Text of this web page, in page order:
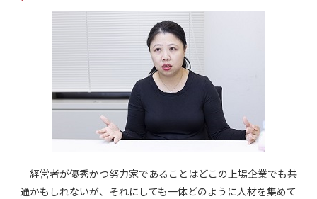
経営者が優秀かつ努力家であることはどこの上場企業でも共
通かもしれないが、それにしても一体どのように人材を集めて